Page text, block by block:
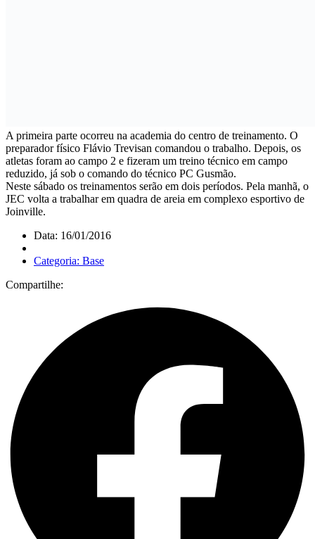
A primeira parte ocorreu na academia do centro de treinamento. O
preparador físico Flávio Trevisan comandou o trabalho. Depois, os
atletas foram ao campo 2 e fizeram um treino técnico em campo
reduzido, já sob o comando do técnico PC Gusmão.
Neste sábado os treinamentos serão em dois períodos. Pela manhã, o
JEC volta a trabalhar em quadra de areia em complexo esportivo de
Joinville.
Data: 16/01/2016
Categoria: Base
Compartilhe: